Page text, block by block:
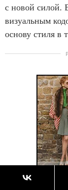
с новой силой.
визуальным
основу стиля в